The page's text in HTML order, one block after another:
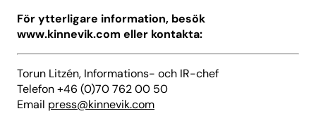
För ytterligare information, besök
www.kinnevik.com eller kontakta:
Torun Litzén, Informations- och IR-chef
Telefon +46 (0)70 762 00 50
Email press@kinnevik.com